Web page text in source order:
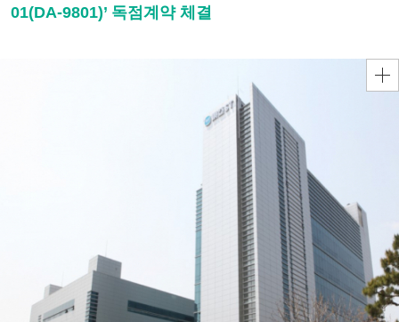
01(DA-9801)’ 독점계약 체결